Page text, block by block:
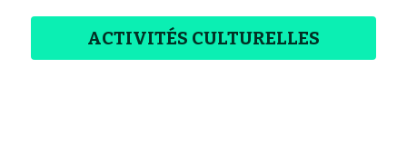
ACTIVITÉS CULTURELLES